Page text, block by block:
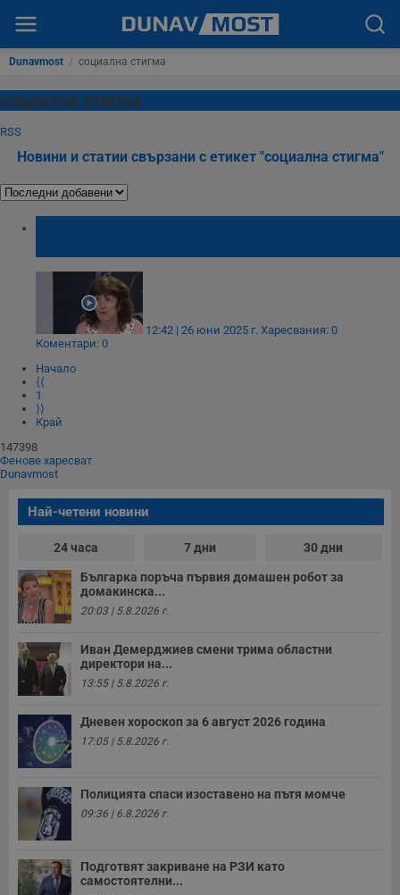
Dunavmost / социална стигма
социална стигма
RSS
Новини и статии свързани с етикет "социална стигма"
12:42 | 26 юни 2025 г. Харесвания: 0
Коментари: 0
Начало
⟨⟨
1
⟩⟩
Край
147398
Фенове харесват
Dunavmost
Най-четени новини
24 часа 7 дни 30 дни
Българка поръча първия домашен робот за
домакинска...
20:03 | 5.8.2026 г.
Иван Демерджиев смени трима областни
директори на...
13:55 | 5.8.2026 г.
Дневен хороскоп за 6 август 2026 година
17:05 | 5.8.2026 г.
Полицията спаси изоставено на пътя момче
09:36 | 6.8.2026 г.
Подготвят закриване на РЗИ като
самостоятелни...